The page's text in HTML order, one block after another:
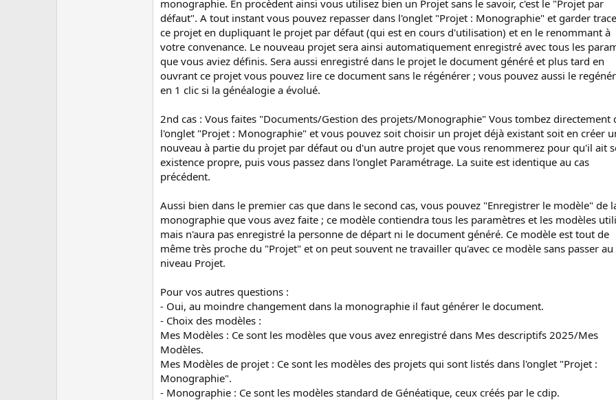
monographie. En procèdent ainsi vous utilisez bien un Projet sans le savoir, c'est le "Projet par
défaut". A tout instant vous pouvez repasser dans l'onglet "Projet : Monographie" et garder
ce projet en dupliquant le projet par défaut (qui est en cours d'utilisation) et en le renommant à
votre convenance. Le nouveau projet sera ainsi automatiquement enregistré avec tous les
que vous aviez définis. Sera aussi enregistré dans le projet le document généré et plus tard en
ouvrant ce projet vous pouvez lire ce document sans le régénérer ; vous pouvez aussi le
en 1 clic si la généalogie a évolué.
2nd cas : Vous faites "Documents/Gestion des projets/Monographie" Vous tombez directement
l'onglet "Projet : Monographie" et vous pouvez soit choisir un projet déjà existant soit en créer
nouveau à partie du projet par défaut ou d'un autre projet que vous renommerez pour qu'il ait
existence propre, puis vous passez dans l'onglet Paramétrage. La suite est identique au cas
précédent.
Aussi bien dans le premier cas que dans le second cas, vous pouvez "Enregistrer le modèle" de
monographie que vous avez faite ; ce modèle contiendra tous les paramètres et les modèles
mais n'aura pas enregistré la personne de départ ni le document généré. Ce modèle est tout de
même très proche du "Projet" et on peut souvent ne travailler qu'avec ce modèle sans passer au
niveau Projet.
Pour vos autres questions :
- Oui, au moindre changement dans la monographie il faut générer le document.
- Choix des modèles :
Mes Modèles : Ce sont les modèles que vous avez enregistré dans Mes descriptifs 2025/Mes
Modèles.
Mes Modèles de projet : Ce sont les modèles des projets qui sont listés dans l'onglet "Projet :
Monographie".
- Monographie : Ce sont les modèles standard de Généatique, ceux créés par le cdip.